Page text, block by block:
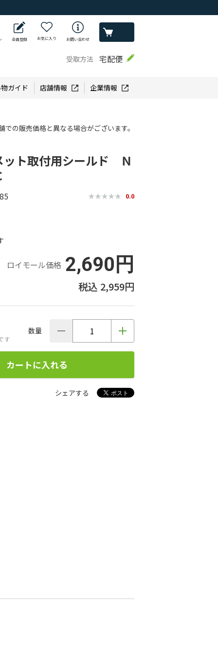
会員登録 お気に入り お問い合わせ
受取方法 宅配便
ガイド 店舗情報 企業情報
の販売価格と異なる場合がございます。
ト取付用シールド Ｎ
0.0
ロイモール価格 2,690円
2,959円
す
数量
カートに入れる
シェアする